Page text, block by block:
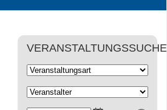
VERANSTALTUNGSSUCHE